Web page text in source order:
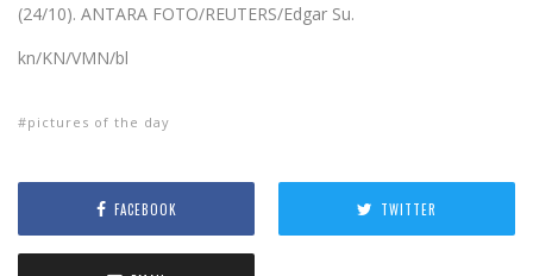
(24/10). ANTARA FOTO/REUTERS/Edgar Su.
kn/KN/VMN/bl
pictures of the day
FACEBOOK TWITTER